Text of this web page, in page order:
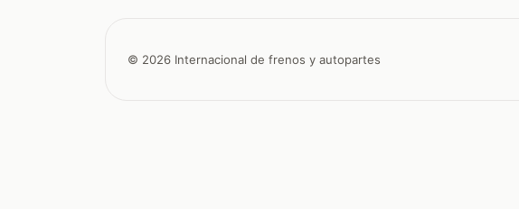
© 2026 Internacional de frenos y autopartes